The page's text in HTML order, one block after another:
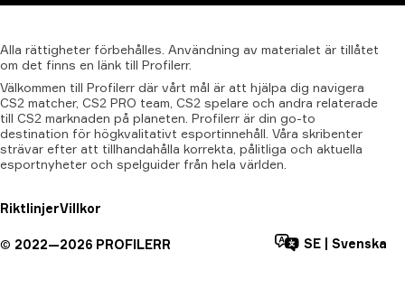
Alla rättigheter förbehålles. Användning av materialet är tillåtet
om det finns en länk till Profilerr.
Välkommen till Profilerr där vårt mål är att hjälpa dig navigera
CS2 matcher, CS2 PRO team, CS2 spelare och andra relaterade
till CS2 marknaden på planeten. Profilerr är din go-to
destination för högkvalitativt esportinnehåll. Våra skribenter
strävar efter att tillhandahålla korrekta, pålitliga och aktuella
esportnyheter och spelguider från hela världen.
RiktlinjerVillkor
© 2022—2026 PROFILERR SE Svenska